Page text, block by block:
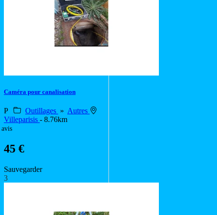
Caméra pour canalisation
P Outillages » Autres
Villeparisis - 8.76km
avis
45 €
Sauvegarder
3